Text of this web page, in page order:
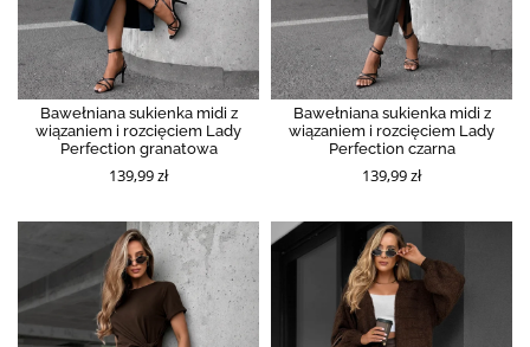
Bawełniana sukienka midi z
wiązaniem i rozcięciem Lady
Perfection granatowa
139,99 zł
Bawełniana sukienka midi z
wiązaniem i rozcięciem Lady
Perfection czarna
139,99 zł